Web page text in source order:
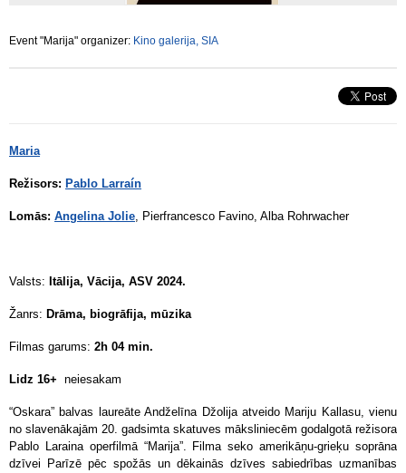
Event "Marija" organizer: Kino galerija, SIA
Maria
Režisors: Pablo Larraín
Lomās: Angelina Jolie, Pierfrancesco Favino, Alba Rohrwacher
Valsts: Itālija, Vācija, ASV 2024.
Žanrs: Drāma, biogrāfija, mūzika
Filmas garums: 2h 04 min.
Lidz 16+ neiesakam
“Oskara” balvas laureāte Andželīna Džolija atveido Mariju Kallasu, vienu
no slavenākajām 20. gadsimta skatuves māksliniecēm godalgotā režisora
Pablo Laraina operfilmā “Marija”. Filma seko amerikāņu-grieķu soprāna
dzīvei Parīzē pēc spožās un dēkainās dzīves sabiedrības uzmanības